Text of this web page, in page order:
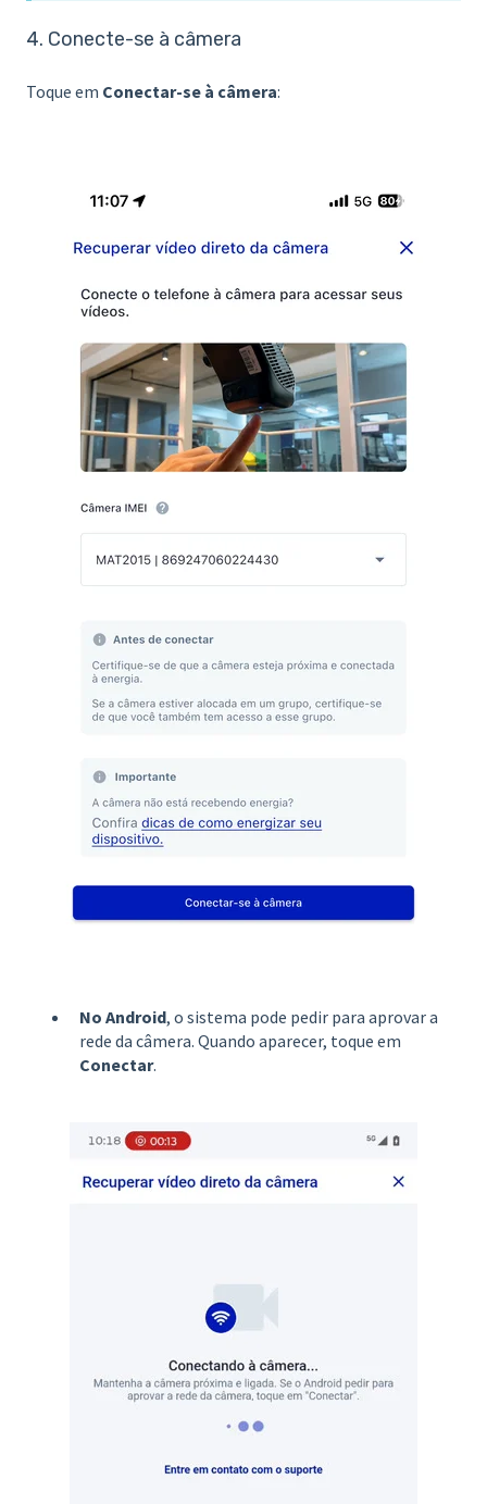
4. Conecte-se à câmera
Toque em Conectar-se à câmera:
No Android, o sistema pode pedir para aprovar a
rede da câmera. Quando aparecer, toque em
Conectar.